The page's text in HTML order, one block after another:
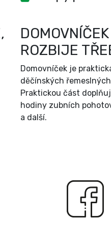
ROZBIJE
Domovníček je
děčínských
Praktickou část
hodiny zubních
a další.